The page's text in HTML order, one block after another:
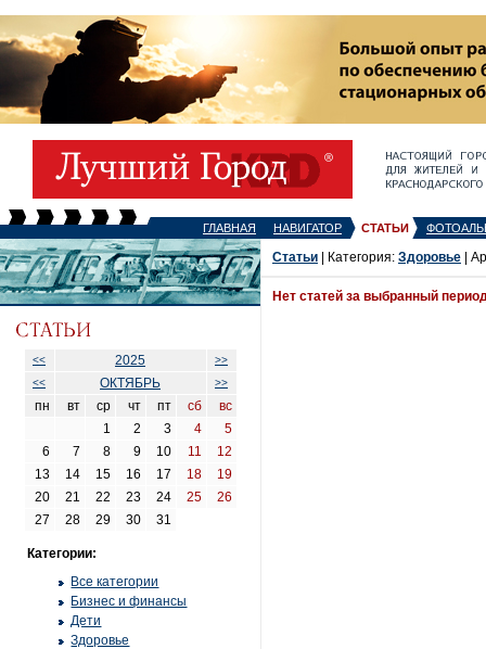
ГЛАВНАЯ НАВИГАТОР СТАТЬИ
<< 2025
>>
<<
ОКТЯБРЬ >>
пн вт ср чт пт сб
вс
1
2 3 4
5
6
7 8 9 10 11
12
13
14 15 16 17 18
19
20
21 22 23 24 25
26
27
28 29 30 31
Категории:
Все категории
Бизнес и финансы
Дети
Здоровье
Статьи | Категория: Здоровье |
Нет статей за выбранный